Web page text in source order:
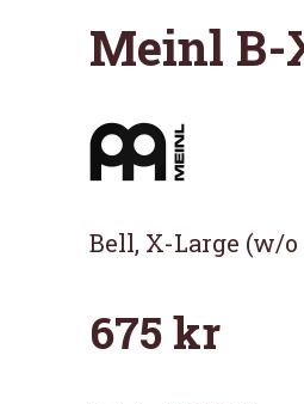
Meinl B-
Bell, X-Large (w/o
675kr